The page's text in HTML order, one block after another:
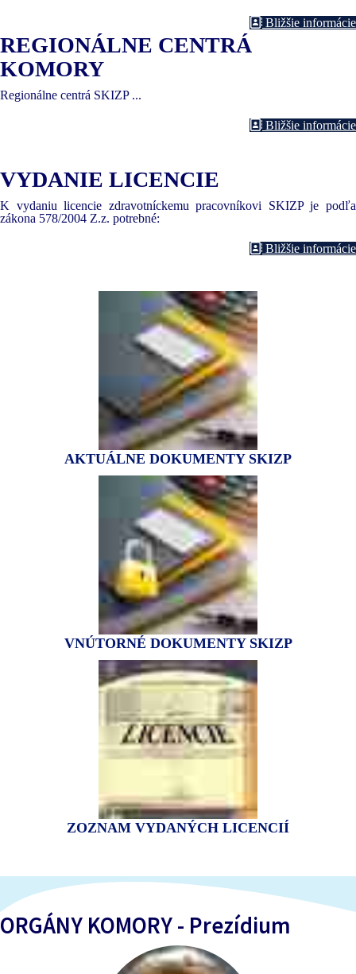
Bližšie informácie
REGIONÁLNE CENTRÁ
KOMORY
Regionálne centrá SKIZP ...
Bližšie informácie
VYDANIE LICENCIE
K vydaniu licencie zdravotníckemu pracovníkovi SKIZP je podľa
zákona 578/2004 Z.z. potrebné:
Bližšie informácie
AKTUÁLNE DOKUMENTY SKIZP
VNÚTORNÉ DOKUMENTY SKIZP
ZOZNAM VYDANÝCH LICENCIÍ
ORGÁNY KOMORY - Prezídium